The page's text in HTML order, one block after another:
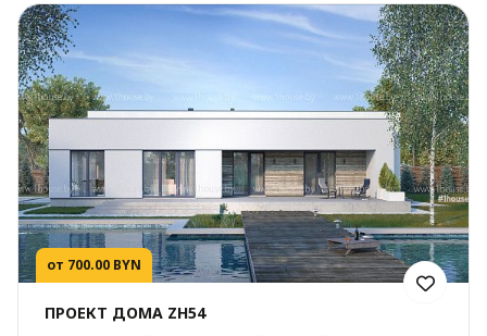
от 700.00 BYN
ПРОЕКТ ДОМА ZH54